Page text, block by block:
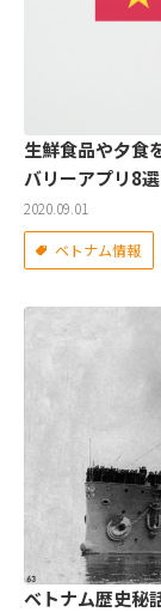
生鮮食品や夕食
バリーアプリ8選
2020.09.01
ベトナム情報
ベトナム歴史秘